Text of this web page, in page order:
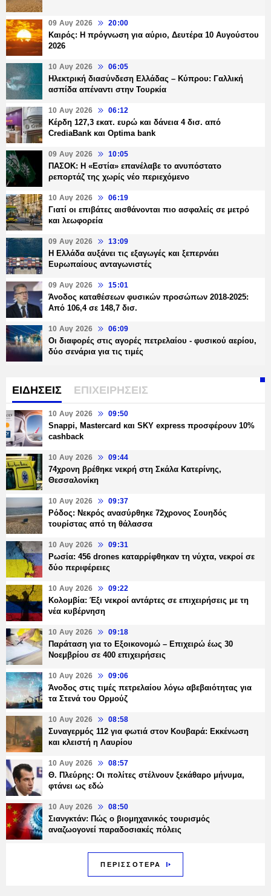
09 Αυγ 2026 20:00
Καιρός: Η πρόγνωση για αύριο, Δευτέρα 10 Αυγούστου
2026
10 Αυγ 2026 06:05
Ηλεκτρική διασύνδεση Ελλάδας – Κύπρου: Γαλλική
ασπίδα απέναντι στην Τουρκία
10 Αυγ 2026 06:12
Κέρδη 127,3 εκατ. ευρώ και δάνεια 4 δισ. από
CrediaBank και Optima bank
09 Αυγ 2026 10:05
ΠΑΣΟΚ: Η «Εστία» επανέλαβε το ανυπόστατο
ρεπορτάζ της χωρίς νέο περιεχόμενο
10 Αυγ 2026 06:19
Γιατί οι επιβάτες αισθάνονται πιο ασφαλείς σε μετρό
και λεωφορεία
09 Αυγ 2026 13:09
Η Ελλάδα αυξάνει τις εξαγωγές και ξεπερνάει
Ευρωπαίους ανταγωνιστές
09 Αυγ 2026 15:01
Άνοδος καταθέσεων φυσικών προσώπων 2018-2025:
Από 106,4 σε 148,7 δισ.
10 Αυγ 2026 06:09
Οι διαφορές στις αγορές πετρελαίου - φυσικού αερίου,
δύο σενάρια για τις τιμές
ΕΙΔΗΣΕΙΣ ΕΠΙΧΕΙΡΗΣΕΙΣ
10 Αυγ 2026 09:50
Snappi, Mastercard και SKY express προσφέρουν 10%
cashback
10 Αυγ 2026 09:44
74χρονη βρέθηκε νεκρή στη Σκάλα Κατερίνης,
Θεσσαλονίκη
10 Αυγ 2026 09:37
Ρόδος: Νεκρός ανασύρθηκε 72χρονος Σουηδός
τουρίστας από τη θάλασσα
10 Αυγ 2026 09:31
Ρωσία: 456 drones καταρρίφθηκαν τη νύχτα, νεκροί σε
δύο περιφέρειες
10 Αυγ 2026 09:22
Κολομβία: Έξι νεκροί αντάρτες σε επιχειρήσεις με τη
νέα κυβέρνηση
10 Αυγ 2026 09:18
Παράταση για το Εξοικονομώ – Επιχειρώ έως 30
Νοεμβρίου σε 400 επιχειρήσεις
10 Αυγ 2026 09:06
Άνοδος στις τιμές πετρελαίου λόγω αβεβαιότητας για
τα Στενά του Ορμούζ
10 Αυγ 2026 08:58
Συναγερμός 112 για φωτιά στον Κουβαρά: Εκκένωση
και κλειστή η Λαυρίου
10 Αυγ 2026 08:57
Θ. Πλεύρης: Οι πολίτες στέλνουν ξεκάθαρο μήνυμα,
φτάνει ως εδώ
10 Αυγ 2026 08:50
Σιανγκτάν: Πώς ο βιομηχανικός τουρισμός
αναζωογονεί παραδοσιακές πόλεις
ΠΕΡΙΣΣΟΤΕΡΑ